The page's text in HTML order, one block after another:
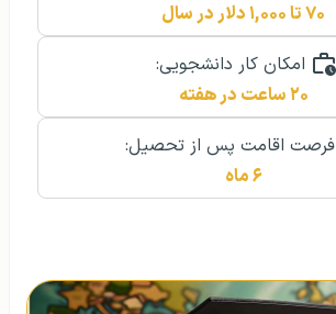
۷۰ تا ۱,۰۰۰ دلار در سال
امکان کار دانشجویی:
۲۰ ساعت در هفته
فرصت اقامت پس از تحصیل:
۶ ماه